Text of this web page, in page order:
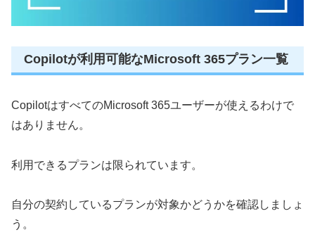
Copilotが利用可能なMicrosoft 365プラン一覧
CopilotはすべてのMicrosoft 365ユーザーが使えるわけで
はありません。
利用できるプランは限られています。
自分の契約しているプランが対象かどうかを確認しましょ
う。